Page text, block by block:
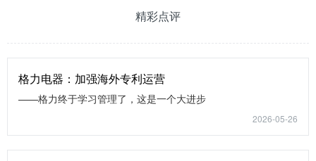
精彩点评
格力电器：加强海外专利运营
——格力终于学习管理了，这是一个大进步
2026-05-26